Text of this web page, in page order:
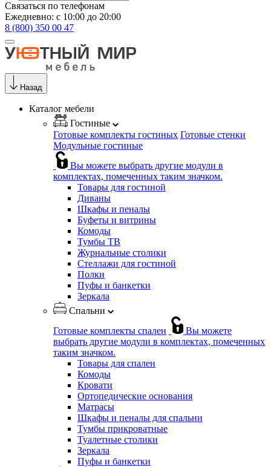
Связаться по телефонам
Ежедневно: с 10:00 до 20:00
8 (800) 350 00 47
Назад
Каталог мебели
Гостиные
Готовые комплекты гостиных Готовые стенки
Модульные гостиные
Вы можете выбрать другие модули в
комплектах, помеченных таким значком.
Товары для гостиной
Диваны
Шкафы и пеналы
Буфеты и витрины
Комоды
Тумбы ТВ
Журнальные столики
Стеллажи для гостиной
Полки
Пуфы и банкетки
Зеркала
Спальни
Готовые комплекты спален
Вы можете
выбрать другие модули в комплектах, помеченных
таким значком.
Товары для спален
Комоды
Кровати
Ортопедические основания
Матрасы
Шкафы и пеналы для спальни
Тумбы прикроватные
Туалетные столики
Зеркала
Пуфы и банкетки